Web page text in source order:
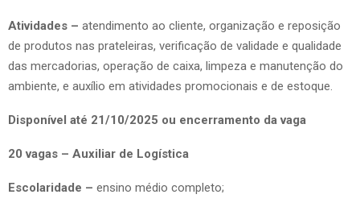
Atividades – atendimento ao cliente, organização e reposição
de produtos nas prateleiras, verificação de validade e qualidade
das mercadorias, operação de caixa, limpeza e manutenção do
ambiente, e auxílio em atividades promocionais e de estoque.
Disponível até 21/10/2025 ou encerramento da vaga
20 vagas – Auxiliar de Logística
Escolaridade – ensino médio completo;